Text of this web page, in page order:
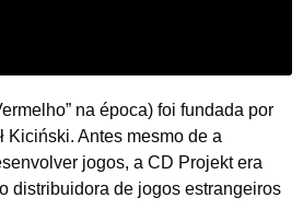
na época) foi fundada por
Kiciński. Antes mesmo de a
jogos, a CD Projekt era
distribuidora de jogos estrangeiros